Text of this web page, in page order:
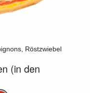
Röstzwiebel
(in den